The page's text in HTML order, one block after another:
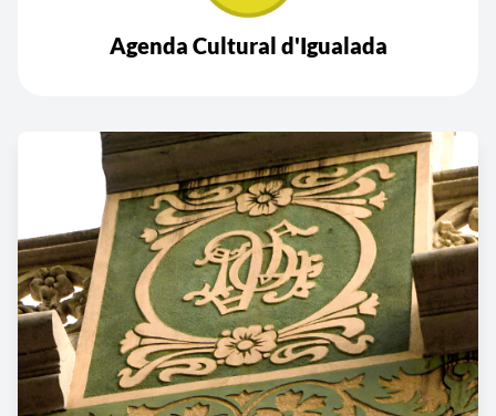
Agenda Cultural d'Igualada